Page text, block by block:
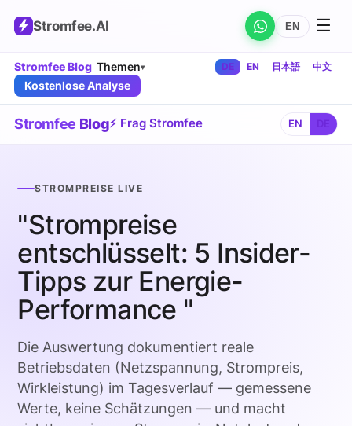
Stromfee.AI EN ☰
Stromfee Blog Themen▾ DE EN 日本語 中文
Kostenlose Analyse
Stromfee Blog⚡ Frag Stromfee EN
STROMPREISE LIVE
"Strompreise
entschlüsselt: 5 Insider-
Tipps zur Energie-
Performance "
Die Auswertung dokumentiert reale
Betriebsdaten (Netzspannung, Strompreis,
Wirkleistung) im Tagesverlauf — gemessene
Werte, keine Schätzungen — und macht